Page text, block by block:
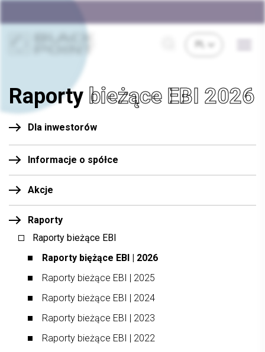
Raporty bieżące EBI 2026
Dla inwestorów
Informacje o spółce
Akcje
Raporty
Raporty bieżące EBI
Raporty biężące EBI | 2026
Raporty bieżące EBI | 2025
Raporty bieżące EBI | 2024
Raporty bieżące EBI | 2023
Raporty bieżące EBI | 2022